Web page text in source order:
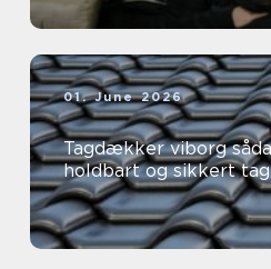
01. June 2026
Tagdækker viborg sådan får du et
holdbart og sikkert tag